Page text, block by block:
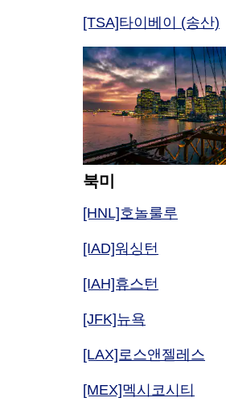
[TSA]타이베이 (송산)
북미
[HNL]호놀룰루
[IAD]워싱턴
[IAH]휴스턴
[JFK]뉴욕
[LAX]로스앤젤레스
[MEX]멕시코시티